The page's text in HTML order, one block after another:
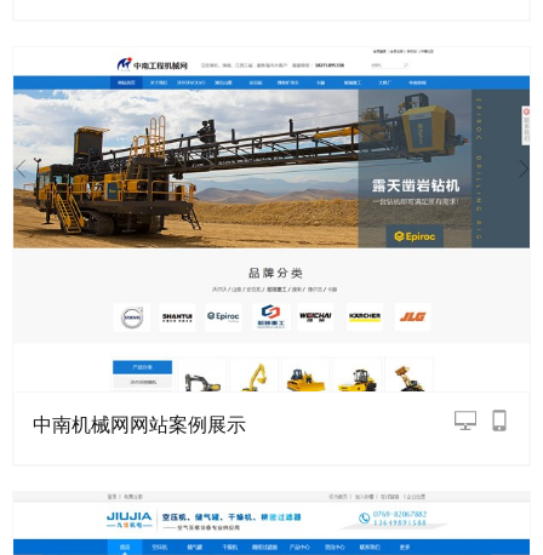
中南机械网网站案例展示